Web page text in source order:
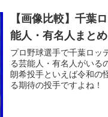
【画像比較】千葉
能人・有名人まとめ
プロ野球選手で千葉ロッ
る芸能人・有名人がいる
朗希投手といえば令和の
る期待の投手ですよね